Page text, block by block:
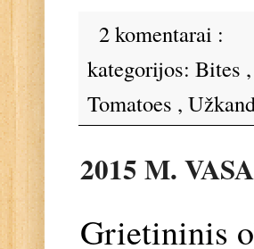
2 komentarai :
kategorijos: Bites ,
Tomatoes ,
2015 M.
Grietininis